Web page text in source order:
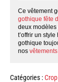
Ce vêtement
gothique fête
deux modèles
t’offrir un
gothique
nos
Catégories :